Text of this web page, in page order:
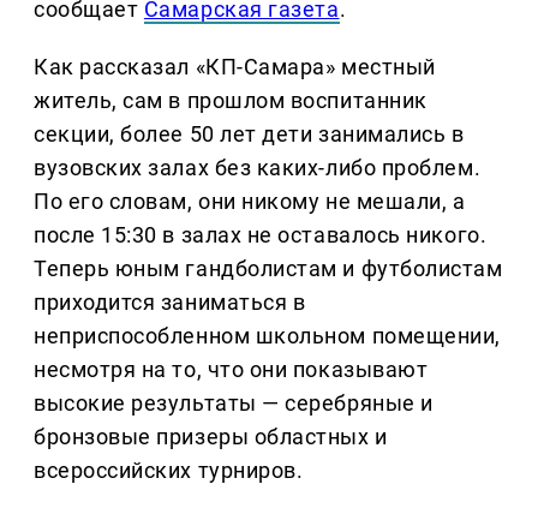
сообщает Самарская газета.
Как рассказал «КП-Самара» местный
житель, сам в прошлом воспитанник
секции, более 50 лет дети занимались в
вузовских залах без каких-либо проблем.
По его словам, они никому не мешали, а
после 15:30 в залах не оставалось никого.
Теперь юным гандболистам и футболистам
приходится заниматься в
неприспособленном школьном помещении,
несмотря на то, что они показывают
высокие результаты — серебряные и
бронзовые призеры областных и
всероссийских турниров.